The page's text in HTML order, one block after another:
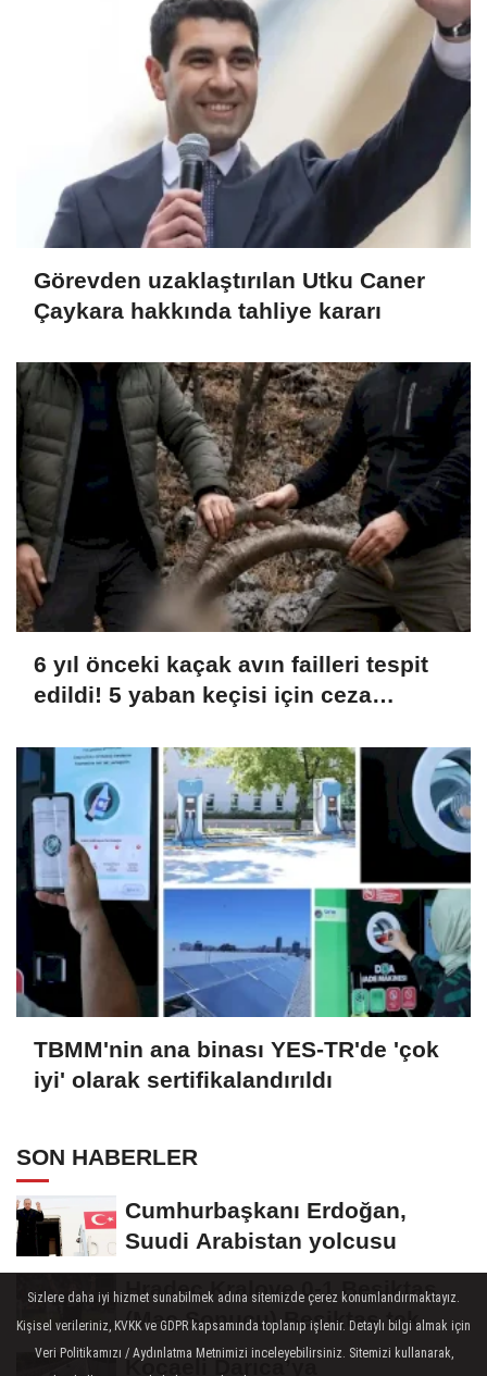
Görevden uzaklaştırılan Utku Caner
Çaykara hakkında tahliye kararı
6 yıl önceki kaçak avın failleri tespit
edildi! 5 yaban keçisi için ceza
TBMM'nin ana binası YES-TR'de 'çok
iyi' olarak sertifikalandırıldı
SON HABERLER
Cumhurbaşkanı Erdoğan,
Suudi Arabistan yolcusu
Hradec Kralove 0-1 Beşiktaş
(Maç Sonucu) Beşiktaş tek
golle avantajı...
Kocaeli Darıca’ya
Sizlere daha iyi hizmet sunabilmek adına sitemizde çerez konumlandırmaktayız.
Kişisel verileriniz, KVKK ve GDPR kapsamında toplanıp işlenir. Detaylı bilgi almak için
Veri Politikamızı / Aydınlatma Metnimizi inceleyebilirsiniz. Sitemizi kullanarak,